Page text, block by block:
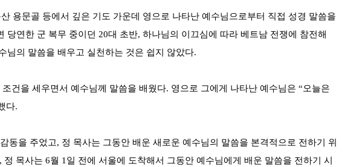
용문골 등에서 깊은 기도 가운데 영으로 나타난 예수님으로부터 직접 성경 말씀을
연한 군 복무 중이던 20대 초반, 하나님의 이끄심에 따라 베트남 전쟁에 참전해
님의 말씀을 배우고 실천하는 것은 쉽지 않았다.
건을 세우면서 예수님께 말씀을 배웠다. 영으로 그에게 나타난 예수님은 “오늘은
다.
을 주었고, 정 목사는 그동안 배운 새로운 예수님의 말씀을 본격적으로 전하기 위
목사는 6월 1일 전에 서울에 도착해서 그동안 예수님에게 배운 말씀을 전하기 시